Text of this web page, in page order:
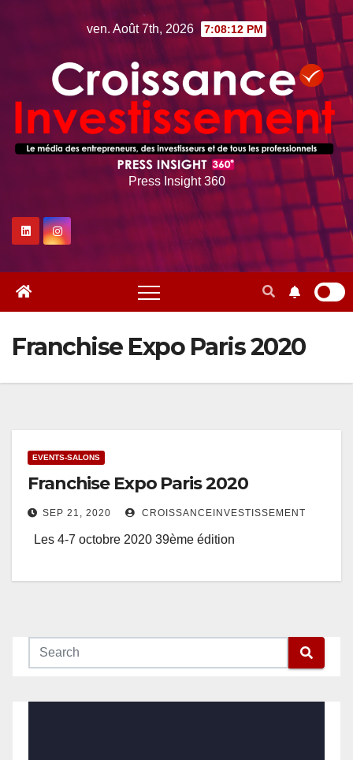
ven. Août 7th, 2026 7:08:13 PM
Press Insight 360
Franchise Expo Paris 2020
EVENTS-SALONS
Franchise Expo Paris 2020
SEP 21, 2020 CROISSANCEINVESTISSEMENT
Les 4-7 octobre 2020 39ème édition